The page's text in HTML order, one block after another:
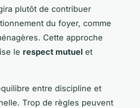
plutôt de contribuer
du foyer, comme
Cette approche
le respect mutuel et
entre discipline et
Trop de règles peuvent